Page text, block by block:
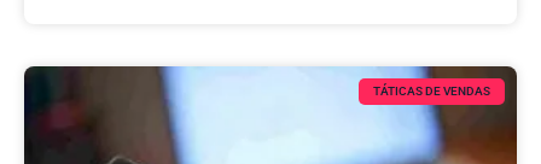
TÁTICAS DE VENDAS